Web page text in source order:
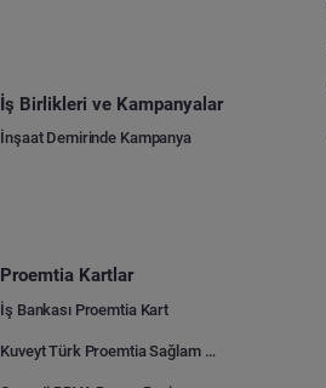
İş Birlikleri ve Kampanyalar
İnşaat Demirinde Kampanya
Proemtia Kartlar
İş Bankası Proemtia Kart
Kuveyt Türk Proemtia Sağlam Bayi Kart